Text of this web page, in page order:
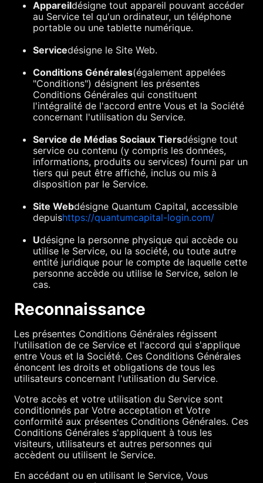
Appareildésigne tout appareil pouvant accéder
au Service tel qu'un ordinateur, un téléphone
portable ou une tablette numérique.
Servicedésigne le Site Web.
Conditions Générales(également appelées
"Conditions") désignent les présentes
Conditions Générales qui constituent
l'intégralité de l'accord entre Vous et la Société
concernant l'utilisation du Service.
Service de Médias Sociaux Tiersdésigne tout
service ou contenu (y compris les données,
informations, produits ou services) fourni par un
tiers qui peut être affiché, inclus ou mis à
disposition par le Service.
Site Webdésigne Quantum Capital, accessible
depuishttps://quantumcapital-login.com/
Udésigne la personne physique qui accède ou
utilise le Service, ou la société, ou toute autre
entité juridique pour le compte de laquelle cette
personne accède ou utilise le Service, selon le
cas.
Reconnaissance
Les présentes Conditions Générales régissent
l'utilisation de ce Service et l'accord qui s'applique
entre Vous et la Société. Ces Conditions Générales
énoncent les droits et obligations de tous les
utilisateurs concernant l'utilisation du Service.
Votre accès et votre utilisation du Service sont
conditionnés par Votre acceptation et Votre
conformité aux présentes Conditions Générales. Ces
Conditions Générales s'appliquent à tous les
visiteurs, utilisateurs et autres personnes qui
accèdent ou utilisent le Service.
En accédant ou en utilisant le Service, Vous